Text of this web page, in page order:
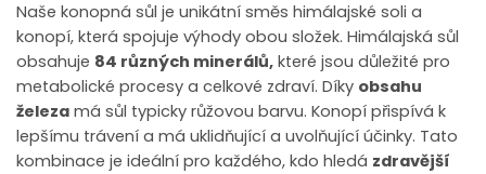
Naše konopná sůl je unikátní směs himálajské soli a
konopí, která spojuje výhody obou složek. Himálajská sůl
obsahuje 84 různých minerálů, které jsou důležité pro
metabolické procesy a celkové zdraví. Díky obsahu
železa má sůl typicky růžovou barvu. Konopí přispívá k
lepšímu trávení a má uklidňující a uvolňující účinky. Tato
kombinace je ideální pro každého, kdo hledá zdravější